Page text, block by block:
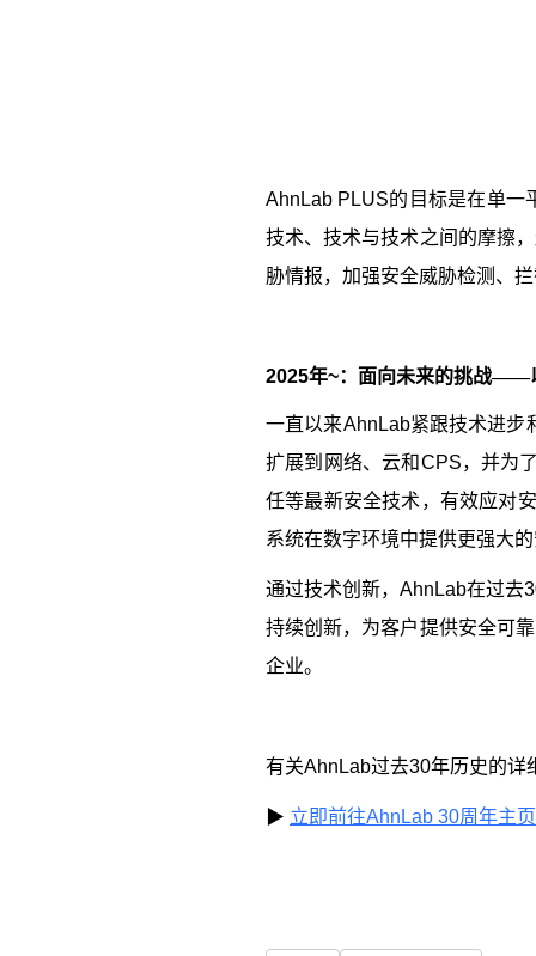
AhnLab PLUS的目标是在单一
技术、技术与技术之间的摩擦
胁情报，加强安全威胁检测、
2025年~：面向未来的挑战——
一直以来AhnLab紧跟技术进步
扩展到网络、云和CPS，并为
任等最新安全技术，有效应对
系统在数字环境中提供更强大
通过技术创新，AhnLab在过去
持续创新，为客户提供安全可
企业。
有关AhnLab过去30年历史的详
▶ 立即前往AhnLab 30周年主页